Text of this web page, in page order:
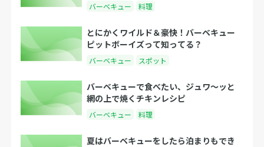
バーベキュー 料理
とにかくワイルド＆豪快！バーベキュー
ピットボーイズって知ってる？
バーベキュー スポット
バーベキューで食べたい、ジュワ〜ッと
網の上で焼くチキンレシピ
バーベキュー 料理
夏はバーベキューをしたら泊まりもでき